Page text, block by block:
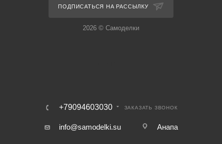
ПОДПИСАТЬСЯ НА РАССЫЛКУ
2026 © Самоделки
+79094603030 ЗАКАЗАТЬ ЗВОНОК
info@samodelki.su Анапа